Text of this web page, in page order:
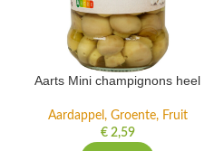
Aarts Mini champignons heel
Aardappel, Groente, Fruit
€2,59